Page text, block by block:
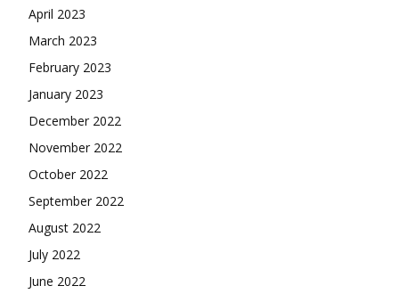
April 2023
March 2023
February 2023
January 2023
December 2022
November 2022
October 2022
September 2022
August 2022
July 2022
June 2022